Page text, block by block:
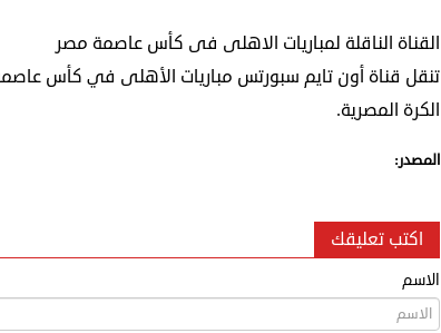
القناة الناقلة لمباريات الاهلى فى كأس عاصمة مصر
تنقل قناة أون تايم سبورتس مباريات الأهلى في كأس
الكرة المصرية.
المصدر:
اكتب تعليقك
الاسم